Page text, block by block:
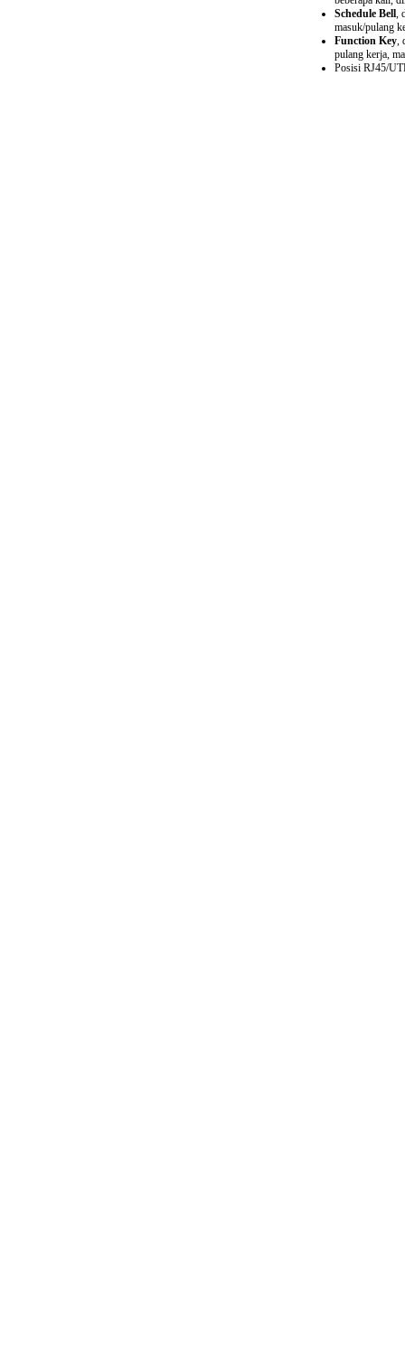
Schedule Bell,
masuk/pulang
Function Key,
pulang kerja,
Posisi RJ45/